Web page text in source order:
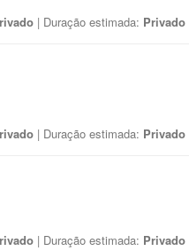
| Duração estimada: Privado
| Duração estimada: Privado
| Duração estimada: Privado